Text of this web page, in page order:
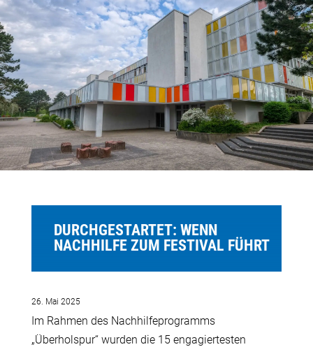
DURCHGESTARTET: WENN
NACHHILFE ZUM FESTIVAL FÜHRT
26. Mai 2025
Im Rahmen des Nachhilfeprogramms
„Überholspur“ wurden die 15 engagiertesten